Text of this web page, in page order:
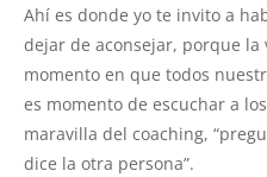
Ahí es donde yo te invito a
dejar de aconsejar, porque la
momento en que todos
es momento de escuchar a
maravilla del coaching,
dice la otra persona”.